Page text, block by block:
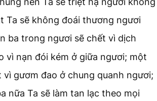
Ta sẽ không đoái thương ngươi
ba trong ngươi sẽ chết vì dịch
vì nạn đói kém ở giữa ngươi; một
vì gươm đao ở chung quanh ngươi;
nữa Ta sẽ làm tan lạc theo mọi